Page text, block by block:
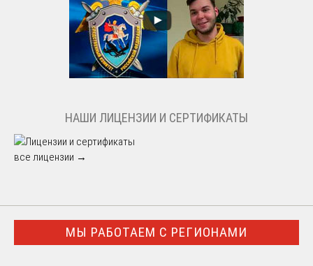
НАШИ ЛИЦЕНЗИИ И СЕРТИФИКАТЫ
все лицензии →
МЫ РАБОТАЕМ С РЕГИОНАМИ